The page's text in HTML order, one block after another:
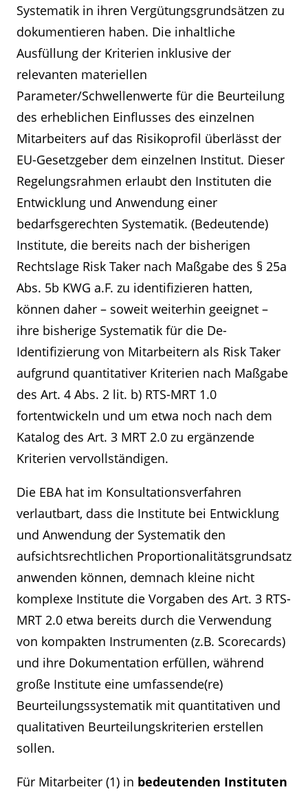
Systematik in ihren Vergütungsgrundsätzen zu
dokumentieren haben. Die inhaltliche
Ausfüllung der Kriterien inklusive der
relevanten materiellen
Parameter/Schwellenwerte für die Beurteilung
des erheblichen Einflusses des einzelnen
Mitarbeiters auf das Risikoprofil überlässt der
EU-Gesetzgeber dem einzelnen Institut. Dieser
Regelungsrahmen erlaubt den Instituten die
Entwicklung und Anwendung einer
bedarfsgerechten Systematik. (Bedeutende)
Institute, die bereits nach der bisherigen
Rechtslage Risk Taker nach Maßgabe des § 25a
Abs. 5b KWG a.F. zu identifizieren hatten,
können daher – soweit weiterhin geeignet –
ihre bisherige Systematik für die De-
Identifizierung von Mitarbeitern als Risk Taker
aufgrund quantitativer Kriterien nach Maßgabe
des Art. 4 Abs. 2 lit. b) RTS-MRT 1.0
fortentwickeln und um etwa noch nach dem
Katalog des Art. 3 MRT 2.0 zu ergänzende
Kriterien vervollständigen.
Die EBA hat im Konsultationsverfahren
verlautbart, dass die Institute bei Entwicklung
und Anwendung der Systematik den
aufsichtsrechtlichen Proportionalitätsgrundsatz
anwenden können, demnach kleine nicht
komplexe Institute die Vorgaben des Art. 3 RTS-
MRT 2.0 etwa bereits durch die Verwendung
von kompakten Instrumenten (z.B. Scorecards)
und ihre Dokumentation erfüllen, während
große Institute eine umfassende(re)
Beurteilungssystematik mit quantitativen und
qualitativen Beurteilungskriterien erstellen
sollen.
Für Mitarbeiter (1) in bedeutenden Instituten